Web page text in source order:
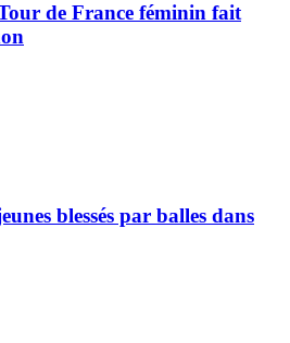
de France féminin fait
blessés par balles dans